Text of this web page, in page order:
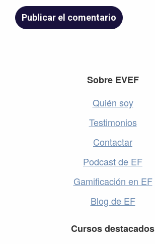
Sobre EVEF
Quién soy
Testimonios
Contactar
Podcast de EF
Gamificación en EF
Blog de EF
Cursos destacados